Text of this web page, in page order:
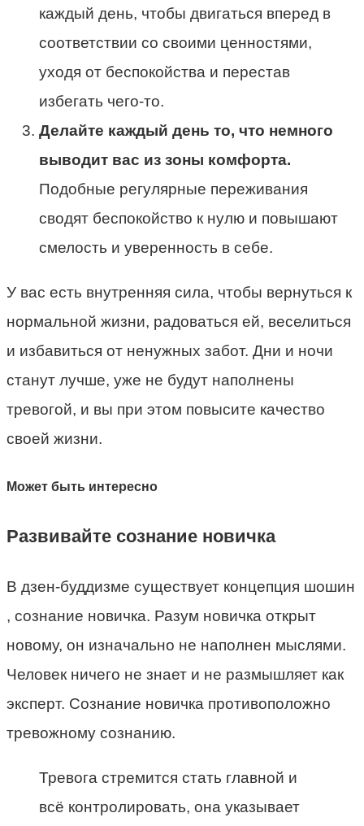
каждый день, чтобы двигаться вперед в
соответствии со своими ценностями,
уходя от беспокойства и перестав
избегать чего-то.
Делайте каждый день то, что немного
выводит вас из зоны комфорта.
Подобные регулярные переживания
сводят беспокойство к нулю и повышают
смелость и уверенность в себе.
У вас есть внутренняя сила, чтобы вернуться к
нормальной жизни, радоваться ей, веселиться
и избавиться от ненужных забот. Дни и ночи
станут лучше, уже не будут наполнены
тревогой, и вы при этом повысите качество
своей жизни.
Может быть интересно
Развивайте сознание новичка
В дзен-буддизме существует концепция шошин
, сознание новичка. Разум новичка открыт
новому, он изначально не наполнен мыслями.
Человек ничего не знает и не размышляет как
эксперт. Сознание новичка противоположно
тревожному сознанию.
Тревога стремится стать главной и
всё контролировать, она указывает